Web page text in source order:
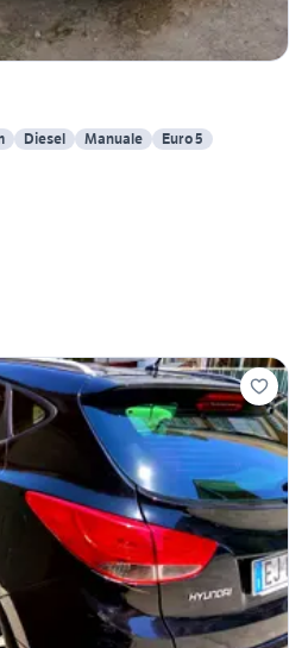
Diesel Manuale Euro 5